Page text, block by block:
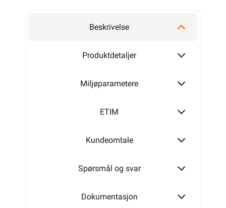
2x2,5
Beskrivelse
Produktdetaljer
Miljøparametere
ETIM
Kundeomtale
Spørsmål og svar
Dokumentasjon